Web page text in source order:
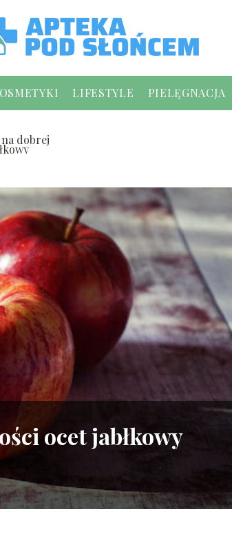
LIFESTYLE PIELĘGNACJA
dobrej
ocet jabłkowy